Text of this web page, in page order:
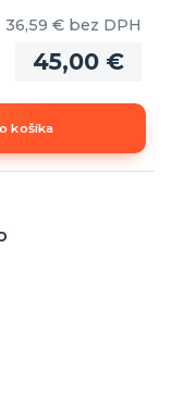
45,00 €
36,59 € bez DPH
košíka